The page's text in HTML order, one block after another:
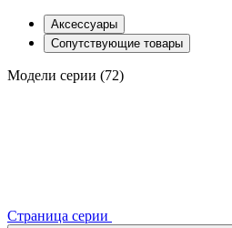
Аксессуары
Сопутствующие товары
Модели серии (72)
Страница серии